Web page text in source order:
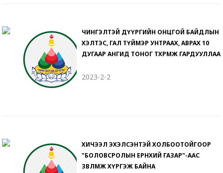
ЧИНГЭЛТЭЙ ДҮҮРГИЙН ОНЦГОЙ БАЙДЛЫН
ХЭЛТЭС, ГАЛ ТҮЙМЭР УНТРААХ, АВРАХ 10
ДУГААР АНГИД ТОНОГ ТӨХӨӨРӨМЖ ГАРДУУЛЛАА
2023-2-2
ХИЧЭЭЛ ЭХЭЛСЭНТЭЙ ХОЛБООТОЙГООР
"БОЛОВСРОЛЫН ЕРӨНХИЙ ГАЗАР"-ААС
ЗӨВЛӨМЖ ХҮРГЭЖ БАЙНА